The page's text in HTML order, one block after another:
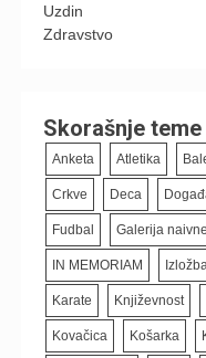
Uzdin
Zdravstvo
Skorašnje teme
Anketa Atletika
Crkve Deca
Fudbal Galerija
IN MEMORIAM Izložba
Karate Književnost
Kovačica Košarka